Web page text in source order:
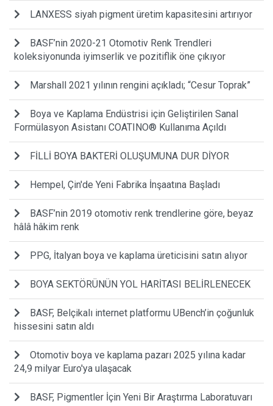
LANXESS siyah pigment üretim kapasitesini artırıyor
BASF’nin 2020-21 Otomotiv Renk Trendleri
koleksiyonunda iyimserlik ve pozitiflik öne çıkıyor
Marshall 2021 yılının rengini açıkladı; “Cesur Toprak”
Boya ve Kaplama Endüstrisi için Geliştirilen Sanal
Formülasyon Asistanı COATINO® Kullanıma Açıldı
​FİLLİ BOYA BAKTERİ OLUŞUMUNA DUR DİYOR
Hempel, Çin'de Yeni Fabrika İnşaatına Başladı
BASF’nin 2019 otomotiv renk trendlerine göre, beyaz
hâlâ hâkim renk
PPG, İtalyan boya ve kaplama üreticisini satın alıyor
BOYA SEKTÖRÜNÜN YOL HARİTASI BELİRLENECEK
BASF, Belçikalı internet platformu UBench’in çoğunluk
hissesini satın aldı
Otomotiv boya ve kaplama pazarı 2025 yılına kadar
24,9 milyar Euro'ya ulaşacak
BASF, Pigmentler İçin Yeni Bir Araştırma Laboratuvarı